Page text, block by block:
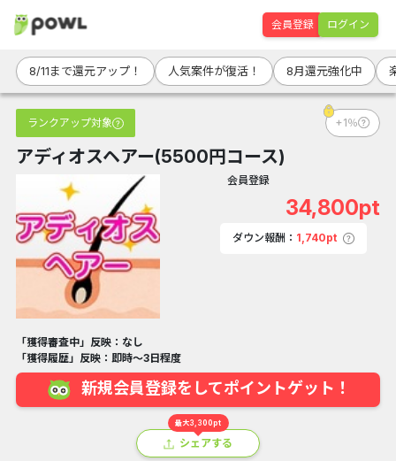
会員登録 ログイン
8/11まで還元アップ！ 人気案件が復活！ 8月還元強化中
ランクアップ対象 +1％
アディオスヘアー(5500円コース)
会員登録
34,800pt
ダウン報酬： 1,740pt
「獲得審査中」反映：なし
「獲得履歴」反映：即時～3日程度
新規会員登録をしてポイントゲット！
最大3,300pt
シェアする